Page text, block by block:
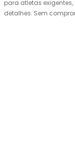
para atletas
detalhes. Sem